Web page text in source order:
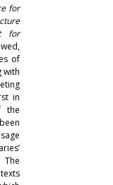
for
for
of
with
in
the